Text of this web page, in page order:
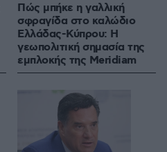
Πώς μπήκε η γαλλική
σφραγίδα στο καλώδιο
Ελλάδας-Κύπρου: Η
γεωπολιτική σημασία της
εμπλοκής της Meridiam